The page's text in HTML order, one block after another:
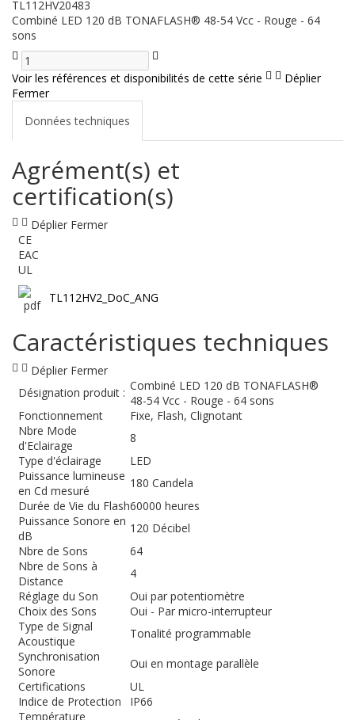
TL112HV20483
Combiné LED 120 dB TONAFLASH® 48-54 Vcc - Rouge - 64
sons
Voir les références et disponibilités de cette série
Déplier
Fermer
Données techniques
Agrément(s) et
certification(s)
Déplier Fermer
CE
EAC
UL
TL112HV2_DoC_ANG
Caractéristiques techniques
Déplier Fermer
Désignation produit : Combiné LED 120 dB TONAFLASH®
48-54 Vcc - Rouge - 64 sons
Fonctionnement
Fixe, Flash, Clignotant
Nbre Mode
d'Eclairage
8
Type d'éclairage
LED
Puissance lumineuse
en Cd mesuré
180 Candela
Durée de Vie du Flash60000 heures
Puissance Sonore en
dB
120 Décibel
Nbre de Sons
64
Nbre de Sons à
Distance
4
Réglage du Son
Oui par potentiomètre
Choix des Sons
Oui - Par micro-interrupteur
Type de Signal
Acoustique
Tonalité programmable
Synchronisation
Sonore
Oui en montage parallèle
Certifications
UL
Indice de Protection
IP66
Température